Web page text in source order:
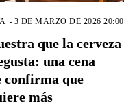
- 3 DE MARZO DE 2026 20:00
que la cerveza
una cena
confirma que
más